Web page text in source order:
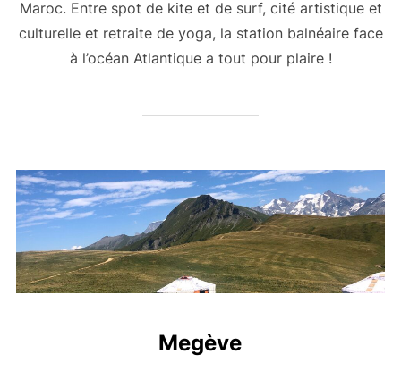
Maroc. Entre spot de kite et de surf, cité artistique et
culturelle et retraite de yoga, la station balnéaire face
à l’océan Atlantique a tout pour plaire !
Megève